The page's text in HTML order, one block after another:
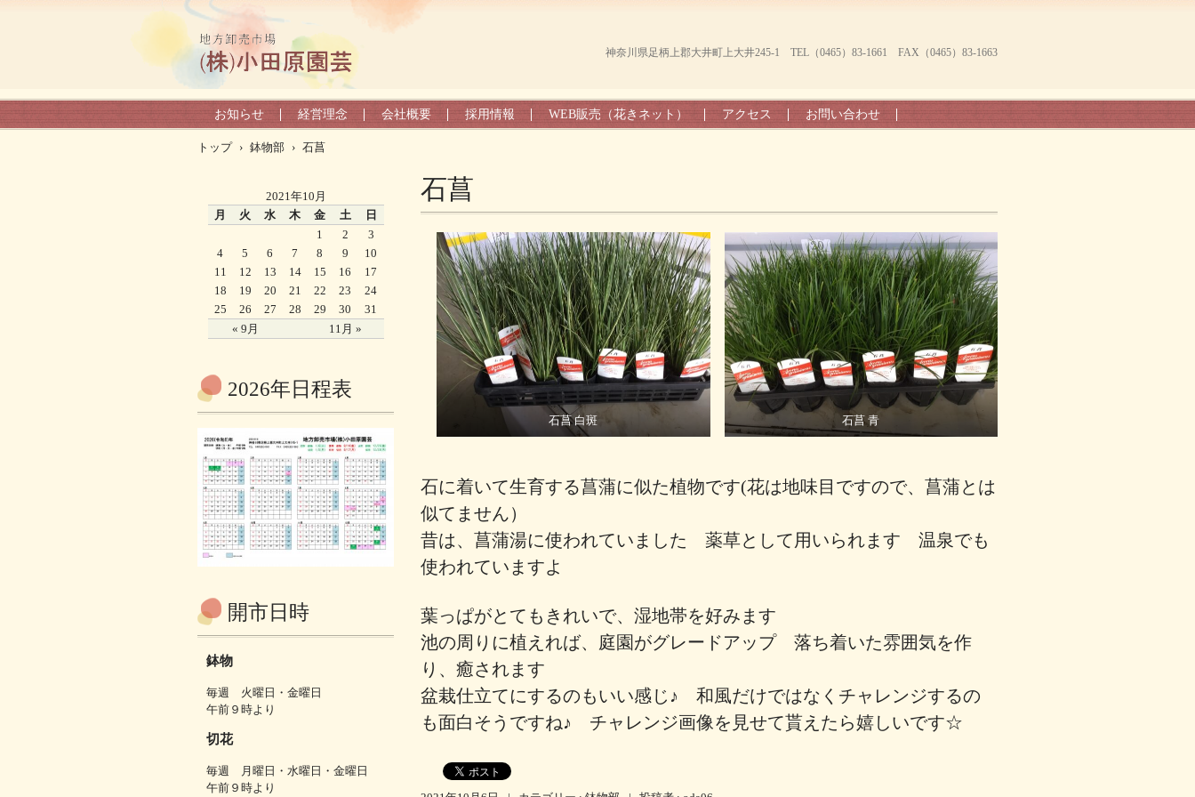
神奈川県足柄上郡大井町上大井245-1 TEL（0465）83-1661 FAX（0465）83-1663
お知らせ 経営理念 会社概要 採用情報 WEB販売（花きネット） アクセス お問い合わせ
トップ › 鉢物部 › 石菖
石菖
石菖 白斑 石菖 青
石に着いて生育する菖蒲に似た植物です(花は地味目ですので、菖蒲とは
似てません）
昔は、菖蒲湯に使われていました 薬草として用いられます 温泉でも
使われていますよ
葉っぱがとてもきれいで、湿地帯を好みます
池の周りに植えれば、庭園がグレードアップ 落ち着いた雰囲気を作
り、癒されます
盆栽仕立てにするのもいい感じ♪ 和風だけではなくチャレンジするの
も面白そうですね♪ チャレンジ画像を見せて貰えたら嬉しいです☆
2021年10月
月
火 水 木 金 土 日
« 9月 11月 »
1 2
3
4
5 6 7 8 9
10
11
12 13 14 15 16
17
18
19 20 21 22 23
24
25
26 27 28 29 30 31
2026年日程表
開市日時
鉢物
毎週 火曜日・金曜日
午前９時より
切花
毎週 月曜日・水曜日・金曜日
午前９時より